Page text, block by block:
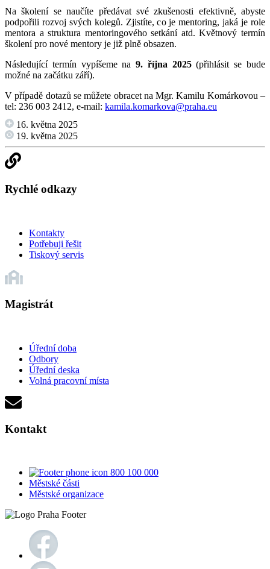
Na školení se naučíte předávat své zkušenosti efektivně, abyste
podpořili rozvoj svých kolegů. Zjistíte, co je mentoring, jaká je role
mentora a struktura mentoringového setkání atd. Květnový termín
školení pro nové mentory je již plně obsazen.
Následující termín vypíšeme na9. října 2025(přihlásit se bude
možné na začátku září).
V případě dotazů se můžete obracet na Mgr. Kamilu Komárkovou –
tel: 236 003 2412, e-mail: kamila.komarkova@praha.eu
16. května 2025
19. května 2025
Rychlé odkazy
Kontakty
Potřebuji řešit
Tiskový servis
Magistrát
Úřední doba
Odbory
Úřední deska
Volná pracovní místa
Kontakt
800 100 000
Městské části
Městské organizace